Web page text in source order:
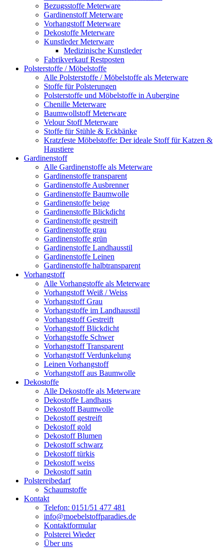
Bezugsstoffe Meterware
Gardinenstoff Meterware
Vorhangstoff Meterware
Dekostoffe Meterware
Kunstleder Meterware
Medizinische Kunstleder
Fabrikverkauf Restposten
Polsterstoffe / Möbelstoffe
Alle Polsterstoffe / Möbelstoffe als Meterware
Stoffe für Polsterungen
Polsterstoffe und Möbelstoffe in Aubergine
Chenille Meterware
Baumwollstoff Meterware
Velour Stoff Meterware
Stoffe für Stühle & Eckbänke
Kratzfeste Möbelstoffe: Der ideale Stoff für Katzen &
Haustiere
Gardinenstoff
Alle Gardinenstoffe als Meterware
Gardinenstoffe transparent
Gardinenstoffe Ausbrenner
Gardinenstoffe Baumwolle
Gardinenstoffe beige
Gardinenstoffe Blickdicht
Gardinenstoffe gestreift
Gardinenstoffe grau
Gardinenstoffe grün
Gardinenstoffe Landhausstil
Gardinenstoffe Leinen
Gardinenstoffe halbtransparent
Vorhangstoff
Alle Vorhangstoffe als Meterware
Vorhangstoff Weiß / Weiss
Vorhangstoff Grau
Vorhangstoffe im Landhausstil
Vorhangstoff Gestreift
Vorhangstoff Blickdicht
Vorhangstoffe Schwer
Vorhangstoff Transparent
Vorhangstoff Verdunkelung
Leinen Vorhangstoff
Vorhangstoff aus Baumwolle
Dekostoffe
Alle Dekostoffe als Meterware
Dekostoffe Landhaus
Dekostoff Baumwolle
Dekostoff gestreift
Dekostoff gold
Dekostoff Blumen
Dekostoff schwarz
Dekostoff türkis
Dekostoff weiss
Dekostoff satin
Polstereibedarf
Schaumstoffe
Kontakt
Telefon: 0151/51 477 481
info@moebelstoffparadies.de
Kontaktformular
Polsterei Wieder
Über uns